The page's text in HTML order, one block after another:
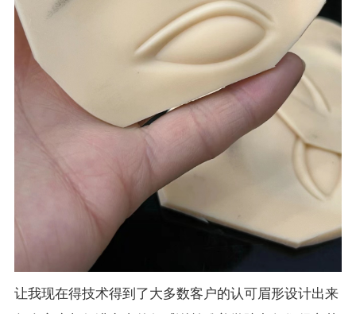
让我现在得技术得到了大多数客户的认可眉形设计出来